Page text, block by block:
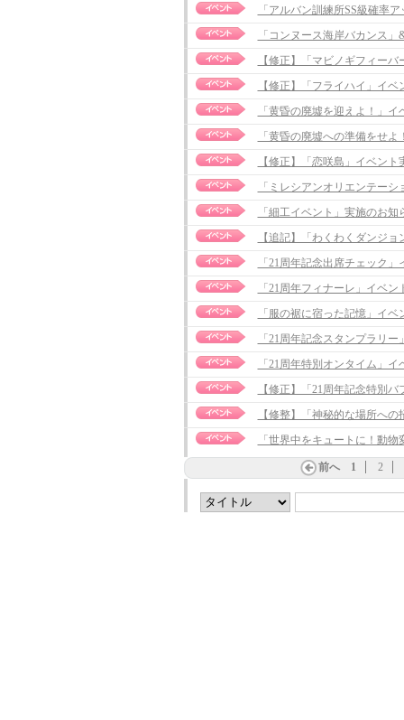
「アルバン訓練所SS級確率
「コンヌース海岸バカンス
【修正】「マビノギフィー
【修正】「フライハイ」イ
「黄昏の廃墟を迎えよ！」
「黄昏の廃墟への準備をせ
【修正】「恋咲島」イベン
「ミレシアンオリエンテー
「細工イベント」実施のお知
【追記】「わくわくダンジ
「21周年記念出席チェック
「21周年フィナーレ」イベ
「服の裾に宿った記憶」イ
「21周年記念スタンプラリ
「21周年特別オンタイム」
【修正】「21周年記念特別
【修整】「神秘的な場所へ
「世界中をキュートに！動
前へ 1 2